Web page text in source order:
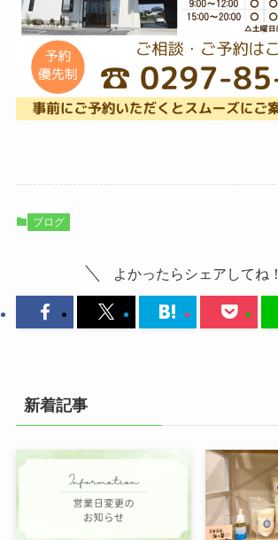
ブログ
よかったらシェアしてね！
新着記事